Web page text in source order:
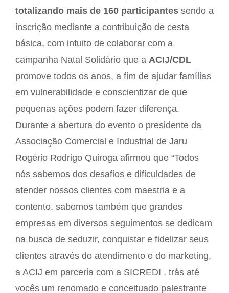
totalizando mais de 160 participantes sendo a
inscrição mediante a contribuição de cesta
básica, com intuito de colaborar com a
campanha Natal Solidário que a ACIJ/CDL
promove todos os anos, a fim de ajudar famílias
em vulnerabilidade e conscientizar de que
pequenas ações podem fazer diferença.
Durante a abertura do evento o presidente da
Associação Comercial e Industrial de Jaru
Rogério Rodrigo Quiroga afirmou que “Todos
nós sabemos dos desafios e dificuldades de
atender nossos clientes com maestria e a
contento, sabemos também que grandes
empresas em diversos seguimentos se dedicam
na busca de seduzir, conquistar e fidelizar seus
clientes através do atendimento e do marketing,
a ACIJ em parceria com a SICREDI , trás até
vocês um renomado e conceituado palestrante